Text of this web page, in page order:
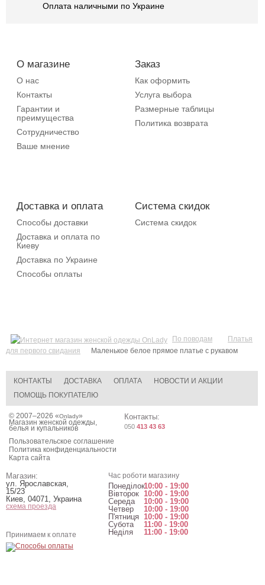
Оплата наличными по Украине
О магазине
О нас
Контакты
Гарантии и
преимущества
Сотрудничество
Ваше мнение
Заказ
Как оформить
Услуга выбора
Размерные таблицы
Политика возврата
Доставка и оплата
Способы доставки
Доставка и оплата по
Киеву
Доставка по Украине
Способы оплаты
Система скидок
Система скидок
По поводам
Платья
для первого свидания
Маленькое белое прямое платье с рукавом
КОНТАКТЫ ДОСТАВКА ОПЛАТА
НОВОСТИ И АКЦИИ
ПОМОЩЬ ПОКУПАТЕЛЮ
© 2007–2026 «Onlady»
Магазин женской одежды,
белья и купальников
Пользовательское соглашение
Политика конфиденциальности
Карта сайта
Контакты:
050 413 43 63
Магазин:
ул. Ярославская,
15/23
Киев 04071 Украина
схема проезда
Час роботи магазину
Понеділок10:00 - 19:00
Вівторок 10:00 - 19:00
Середа
10:00 - 19:00
Четвер
10:00 - 19:00
П'ятниця 10:00 - 19:00
Субота
11:00 - 19:00
Неділя
11:00 - 19:00
Принимаем к оплате